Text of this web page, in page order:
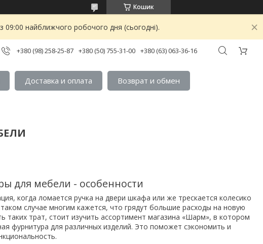
Кошик
09:00 найближчого робочого дня (сьогодні).
+380 (98) 258-25-87 +380 (50) 755-31-00 +380 (63) 063-36-16
Доставка и оплата Возврат и обмен
для мебели - особенности
когда ломается ручка на двери шкафа или же трескается колесико
случае многим кажется, что грядут большие расходы на новую
таких трат, стоит изучить ассортимент магазина «Шарм», в котором
фурнитура для различных изделий. Это поможет сэкономить и